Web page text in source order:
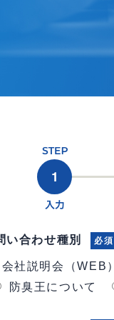
い合わせ種別 必須
会社説明会（WEB）
防臭王について